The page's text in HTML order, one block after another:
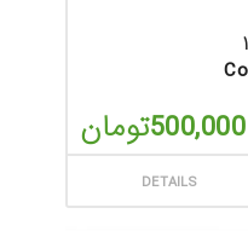
۱,۲
500,000تومان
DETAILS